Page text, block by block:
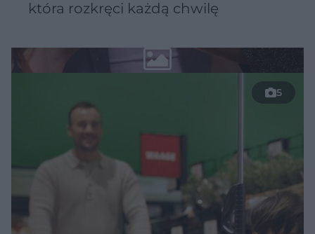
która rozkręci każdą chwilę
5